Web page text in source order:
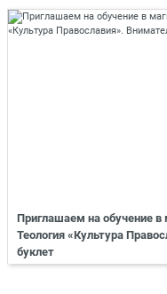
Приглашаем на обучение в
Теология «Культура
буклет